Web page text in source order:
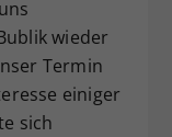
wieder
Termin
einiger
sich